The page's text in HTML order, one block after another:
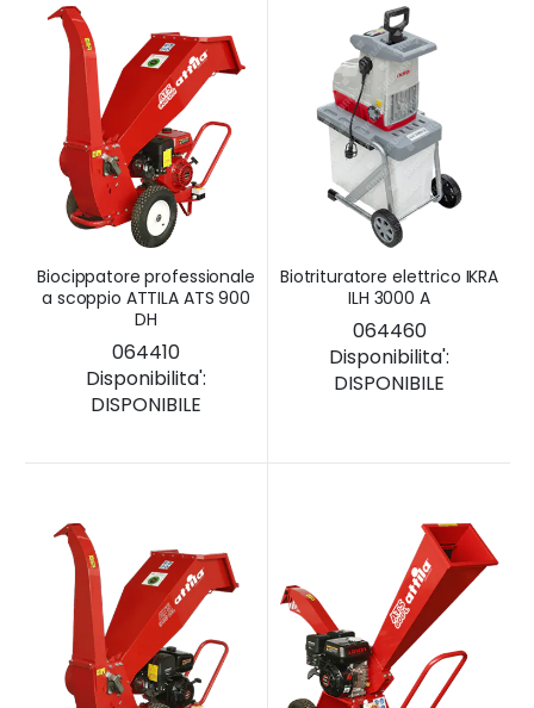
Biocippatore professionale
a scoppio ATTILA ATS 900
DH
064410
Disponibilita':
DISPONIBILE
Biotrituratore elettrico IKRA
ILH 3000 A
064460
Disponibilita':
DISPONIBILE